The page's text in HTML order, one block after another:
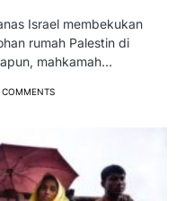
Israel membekukan
rumah Palestin di
mahkamah…